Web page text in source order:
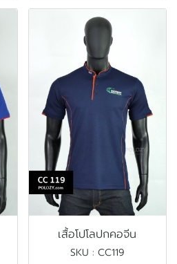
เสื้อโปโลปกคอจีน
SKU : CC119